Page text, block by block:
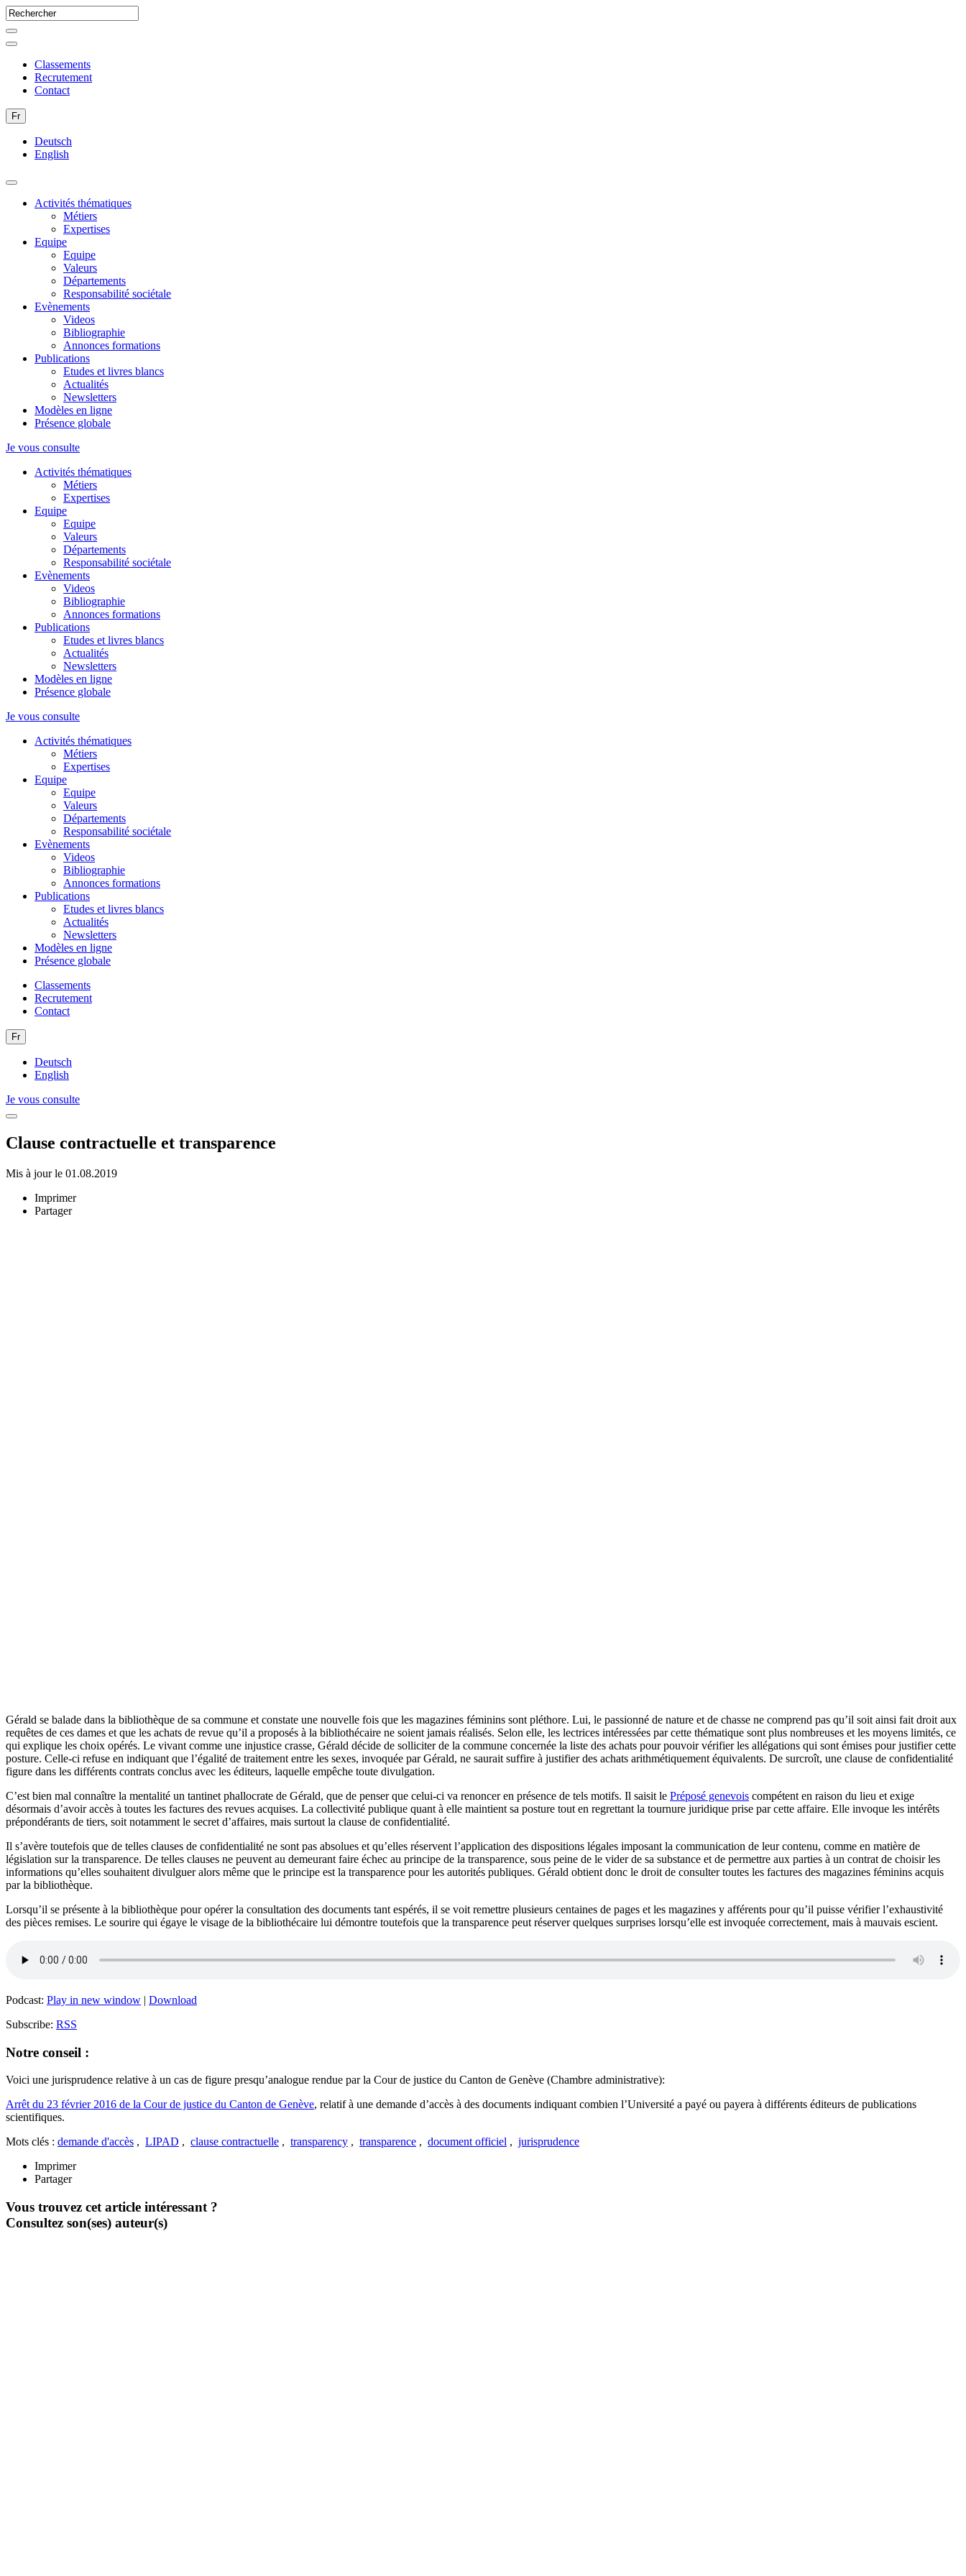
Classements
Recrutement
Contact
Fr
Deutsch
English
Activités thématiques
Métiers
Expertises
Equipe
Equipe
Valeurs
Départements
Responsabilité sociétale
Evènements
Videos
Bibliographie
Annonces formations
Publications
Etudes et livres blancs
Actualités
Newsletters
Modèles en ligne
Présence globale
Je vous consulte
Activités thématiques
Métiers
Expertises
Equipe
Equipe
Valeurs
Départements
Responsabilité sociétale
Evènements
Videos
Bibliographie
Annonces formations
Publications
Etudes et livres blancs
Actualités
Newsletters
Modèles en ligne
Présence globale
Je vous consulte
Activités thématiques
Métiers
Expertises
Equipe
Equipe
Valeurs
Départements
Responsabilité sociétale
Evènements
Videos
Bibliographie
Annonces formations
Publications
Etudes et livres blancs
Actualités
Newsletters
Modèles en ligne
Présence globale
Classements
Recrutement
Contact
Fr
Deutsch
English
Je vous consulte
Clause contractuelle et transparence
Mis à jour le 01.08.2019
Imprimer
Partager
Gérald se balade dans la bibliothèque de sa commune et constate une nouvelle fois que les magazines féminins sont pléthore. Lui, le passionné de nature et de chasse ne comprend pas qu’il soit ainsi fait droit aux
requêtes de ces dames et que les achats de revue qu’il a proposés à la bibliothécaire ne soient jamais réalisés. Selon elle, les lectrices intéressées par cette thématique sont plus nombreuses et les moyens limités, ce
qui explique les choix opérés. Le vivant comme une injustice crasse, Gérald décide de solliciter de la commune concernée la liste des achats pour pouvoir vérifier les allégations qui sont émises pour justifier cette
posture. Celle-ci refuse en indiquant que l’égalité de traitement entre les sexes, invoquée par Gérald, ne saurait suffire à justifier des achats arithmétiquement équivalents. De surcroît, une clause de confidentialité
figure dans les différents contrats conclus avec les éditeurs, laquelle empêche toute divulgation.
C’est bien mal connaître la mentalité un tantinet phallocrate de Gérald, que de penser que celui-ci va renoncer en présence de tels motifs. Il saisit le Préposé genevois compétent en raison du lieu et exige
désormais d’avoir accès à toutes les factures des revues acquises. La collectivité publique quant à elle maintient sa posture tout en regrettant la tournure juridique prise par cette affaire. Elle invoque les intérêts
prépondérants de tiers, soit notamment le secret d’affaires, mais surtout la clause de confidentialité.
Il s’avère toutefois que de telles clauses de confidentialité ne sont pas absolues et qu’elles réservent l’application des dispositions légales imposant la communication de leur contenu, comme en matière de
législation sur la transparence. De telles clauses ne peuvent au demeurant faire échec au principe de la transparence, sous peine de le vider de sa substance et de permettre aux parties à un contrat de choisir les
informations qu’elles souhaitent divulguer alors même que le principe est la transparence pour les autorités publiques. Gérald obtient donc le droit de consulter toutes les factures des magazines féminins acquis
par la bibliothèque.
Lorsqu’il se présente à la bibliothèque pour opérer la consultation des documents tant espérés, il se voit remettre plusieurs centaines de pages et les magazines y afférents pour qu’il puisse vérifier l’exhaustivité
des pièces remises. Le sourire qui égaye le visage de la bibliothécaire lui démontre toutefois que la transparence peut réserver quelques surprises lorsqu’elle est invoquée correctement, mais à mauvais escient.
Podcast: Play in new window | Download
Subscribe: RSS
Notre conseil :
Voici une jurisprudence relative à un cas de figure presqu’analogue rendue par la Cour de justice du Canton de Genève (Chambre administrative):
Arrêt du 23 février 2016 de la Cour de justice du Canton de Genève, relatif à une demande d’accès à des documents indiquant combien l’Université a payé ou payera à différents éditeurs de publications
scientifiques.
Mots clés : demande d'accès , LIPAD , clause contractuelle , transparency , transparence , document officiel , jurisprudence
Imprimer
Partager
Vous trouvez cet article intéressant ?
Consultez son(ses) auteur(s)